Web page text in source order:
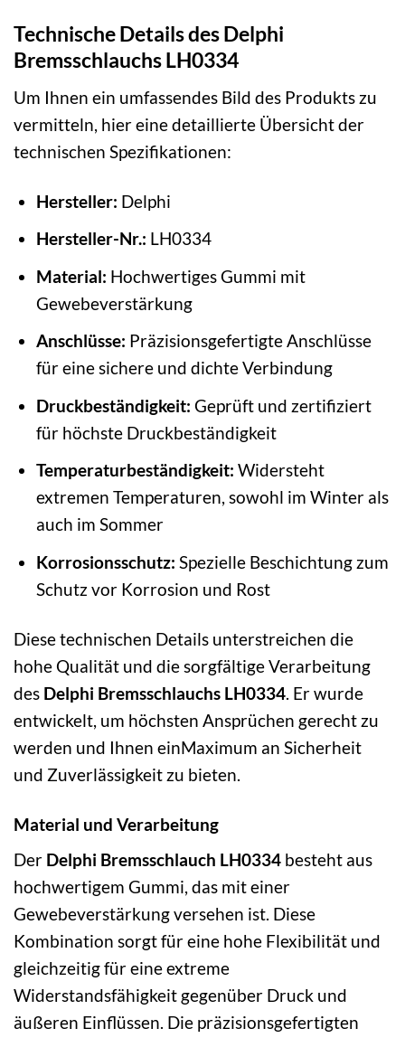
Technische Details des Delphi
Bremsschlauchs LH0334
Um Ihnen ein umfassendes Bild des Produkts zu
vermitteln, hier eine detaillierte Übersicht der
technischen Spezifikationen:
Hersteller: Delphi
Hersteller-Nr.: LH0334
Material: Hochwertiges Gummi mit
Gewebeverstärkung
Anschlüsse: Präzisionsgefertigte Anschlüsse
für eine sichere und dichte Verbindung
Druckbeständigkeit: Geprüft und zertifiziert
für höchste Druckbeständigkeit
Temperaturbeständigkeit: Widersteht
extremen Temperaturen, sowohl im Winter als
auch im Sommer
Korrosionsschutz: Spezielle Beschichtung zum
Schutz vor Korrosion und Rost
Diese technischen Details unterstreichen die
hohe Qualität und die sorgfältige Verarbeitung
des Delphi Bremsschlauchs LH0334. Er wurde
entwickelt, um höchsten Ansprüchen gerecht zu
werden und Ihnen einMaximum an Sicherheit
und Zuverlässigkeit zu bieten.
Material und Verarbeitung
Der Delphi Bremsschlauch LH0334 besteht aus
hochwertigem Gummi, das mit einer
Gewebeverstärkung versehen ist. Diese
Kombination sorgt für eine hohe Flexibilität und
gleichzeitig für eine extreme
Widerstandsfähigkeit gegenüber Druck und
äußeren Einflüssen. Die präzisionsgefertigten